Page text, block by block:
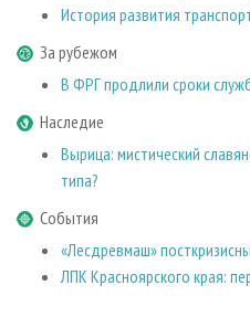
История развития
За рубежом
В ФРГ продлили сроки
Наследие
Вырица: мистический
типа?
События
«Лесдревмаш»
ЛПК Красноярского края: